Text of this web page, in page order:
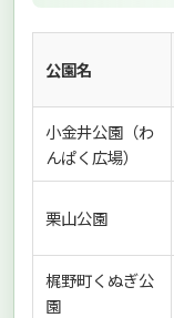
公園名
小金井公園（わ
んぱく広場）
栗山公園
梶野町くぬぎ公
園